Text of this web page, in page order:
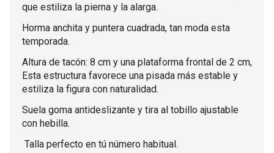
que estiliza la pierna y la alarga.
Horma anchita y puntera cuadrada, tan moda esta
temporada.
Altura de tacón: 8 cm y una plataforma frontal de 2 cm,
Esta estructura favorece una pisada más estable y
estiliza la figura con naturalidad.
Suela goma antideslizante y tira al tobillo ajustable
con hebilla.
Talla perfecto en tú número habitual.